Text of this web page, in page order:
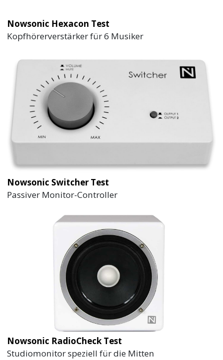
Nowsonic Hexacon Test
Kopfhörerverstärker für 6 Musiker
Nowsonic Switcher Test
Passiver Monitor-Controller
Nowsonic RadioCheck Test
Studiomonitor speziell für die Mitten